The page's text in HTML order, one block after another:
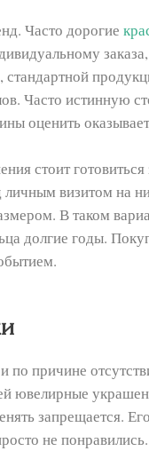
Часто дорогие
Часто истинную
оценить
стоит
визитом на
В таком
долгие годы.
по причине
ювелирные
запрещается.
не понравились.